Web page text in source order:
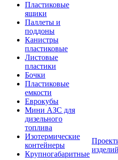
Пластиковые
ящики
Паллеты и
поддоны
Канистры
пластиковые
Листовые
пластики
Бочки
Пластиковые
емкости
Еврокубы
Мини АЗС для
дизельного
топлива
Изотермические
контейнеры
Крупногабаритные
изделий